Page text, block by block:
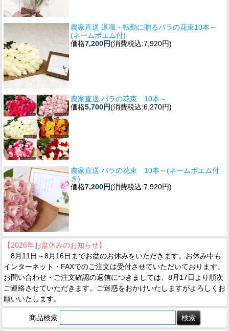
農家直送 退職・転勤に贈るバラの花束10本～
(ネームポエム付)
価格7,200円(消費税込:7,920円)
農家直送 バラの花束 10本～
価格5,700円(消費税込:6,270円)
農家直送 バラの花束 10本～(ネームポエム付
き)
価格7,200円(消費税込:7,920円)
【2026年お盆休みのお知らせ】
8月11日～8月16日までお盆のお休みをいただきます。お休み中も
インターネット・FAXでのご注文は受付させていただいております。
お問い合わせ・ご注文確認の返信につきましては、8月17日より順次
ご連絡させていただきます。ご迷惑をおかけいたしますがよろしくお
願いいたします。
商品検索